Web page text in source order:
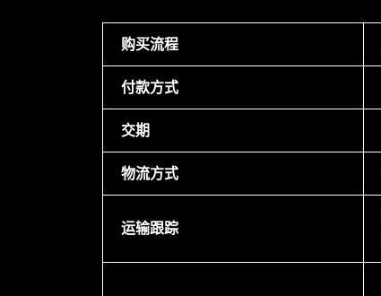
购买流程
付款方式
交期
物流方式
运输跟踪